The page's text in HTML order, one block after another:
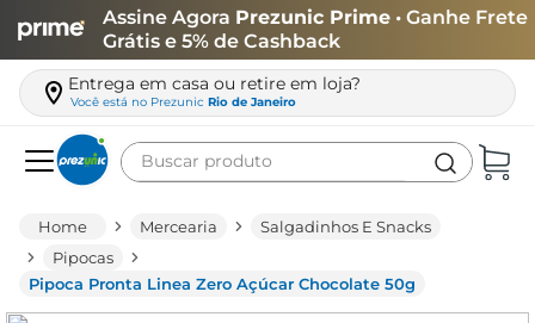
Assine Agora Prezunic Prime • Ganhe Frete
Grátis e 5% de Cashback
Entrega em casa ou retire em loja?
Você está no Prezunic Rio de Janeiro
Buscar produto
Mercearia
Salgadinhos E Snacks
Pipocas
Pipoca Pronta Linea Zero Açúcar Chocolate 50g
leite